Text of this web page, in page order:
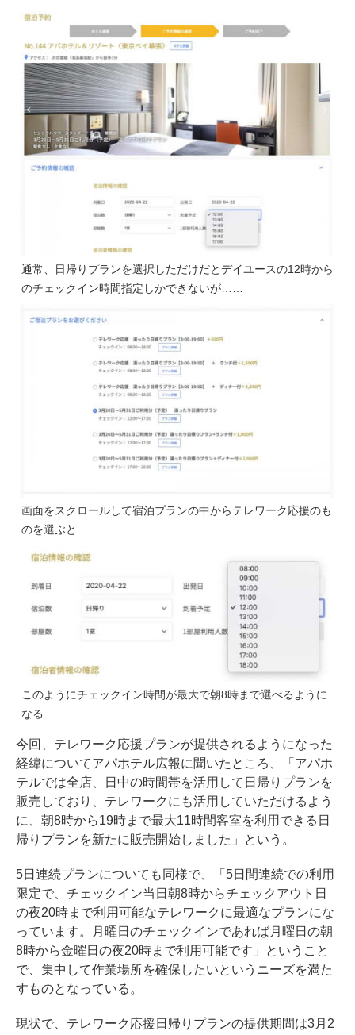
通常、日帰りプランを選択しただけだとデイユースの12時から
のチェックイン時間指定しかできないが……
画面をスクロールして宿泊プランの中からテレワーク応援のも
のを選ぶと……
このようにチェックイン時間が最大で朝8時まで選べるように
なる
今回、テレワーク応援プランが提供されるようになった
経緯についてアパホテル広報に聞いたところ、「アパホ
テルでは全店、日中の時間帯を活用して日帰りプランを
販売しており、テレワークにも活用していただけるよう
に、朝8時から19時まで最大11時間客室を利用できる日
帰りプランを新たに販売開始しました」という。
5日連続プランについても同様で、「5日間連続での利用
限定で、チェックイン当日朝8時からチェックアウト日
の夜20時まで利用可能なテレワークに最適なプランにな
っています。月曜日のチェックインであれば月曜日の朝
8時から金曜日の夜20時まで利用可能です」ということ
で、集中して作業場所を確保したいというニーズを満た
すものとなっている。
現状で、テレワーク応援日帰りプランの提供期間は3月2